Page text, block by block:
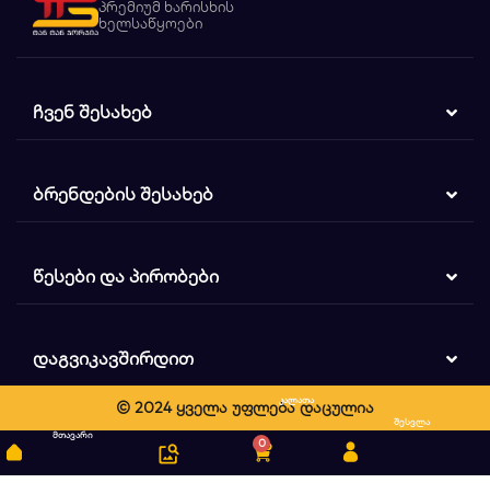
პრემიუმ ხარისხის
ხელსაწყოები
ᲩᲕᲔᲜ ᲨᲔᲡᲐᲮᲔᲑ
ᲑᲠᲔᲜᲓᲔᲑᲘᲡ ᲨᲔᲡᲐᲮᲔᲑ
ᲬᲔᲡᲔᲑᲘ ᲓᲐ ᲞᲘᲠᲝᲑᲔᲑᲘ
ᲓᲐᲒᲕᲘᲙᲐᲕᲨᲘᲠᲓᲘᲗ
© 2024 ყველა უფლება დაცულია
მთავარი
ძიება
0
კალათა
შესვლა